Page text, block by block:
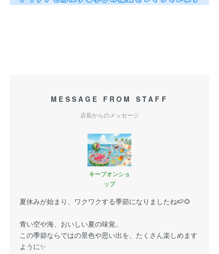
MESSAGE FROM STAFF
店長からのメッセージ
キープオンショ
ップ
夏休みが始まり、ワクワクする季節になりましたね🍉🌻
青い空や海、おいしい夏の味覚。
この季節ならではの景色や思い出を、たくさん楽しめます
ように✨